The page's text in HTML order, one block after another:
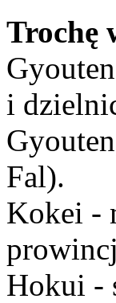
Trochę
i
Fal).
Kokei -
Hokui -